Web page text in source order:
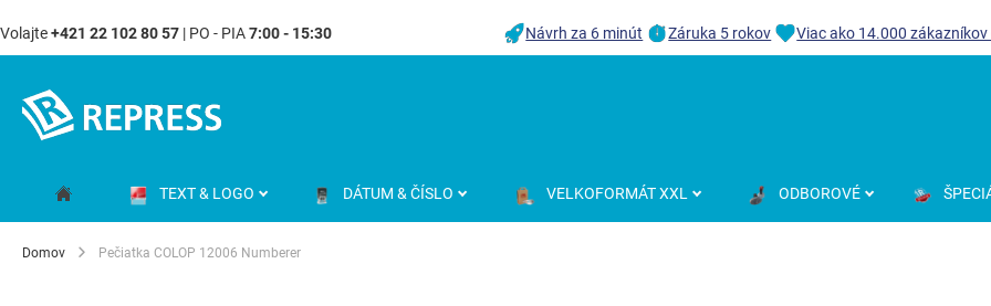
Volajte+421 22 102 80 57 | PO - PIA7:00 - 15:30 Návrh za 6 minút Záruka 5 rokov Viac ako 14.000
Content
TEXT & LOGO DÁTUM & ČÍSLO VELKOFORMÁT XXL ODBOROVÉ
Domov Pečiatka COLOP 12006 Numberer